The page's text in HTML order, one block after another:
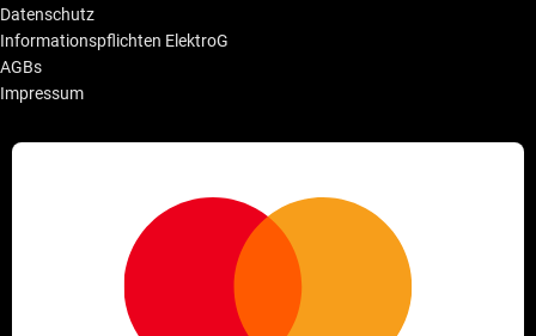
Datenschutz
Informationspflichten ElektroG
AGBs
Impressum